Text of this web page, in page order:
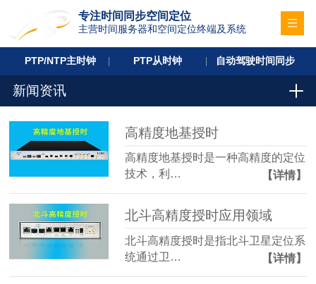
专注时间同步空间定位
主营时间服务器和空间定位终端及系统
PTP/NTP主时钟 PTP从时钟 自动驾驶时间同步
新闻资讯
高精度地基授时
高精度地基授时是一种高精度的定位
技术，利…
【详情】
北斗高精度授时应用领域
北斗高精度授时是指北斗卫星定位系
统通过卫…
【详情】